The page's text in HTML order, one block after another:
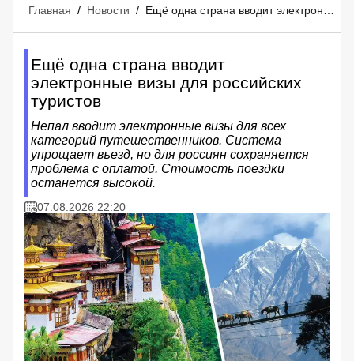
Главная / Новости /
Ещё одна страна вводит
электронные визы для российских
туристов
Непал вводит электронные визы для всех
категорий путешественников. Система
упрощает въезд, но для россиян сохраняется
проблема с оплатой. Стоимость поездки
останется высокой.
07.08.2026 22:20